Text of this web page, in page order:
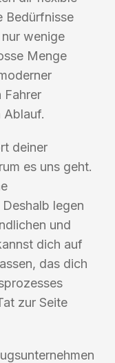
Bedürfnisse
wenige
Menge
Fahrer
Ablauf.
deiner
es uns geht.
legen
und
dich auf
das dich
zur Seite